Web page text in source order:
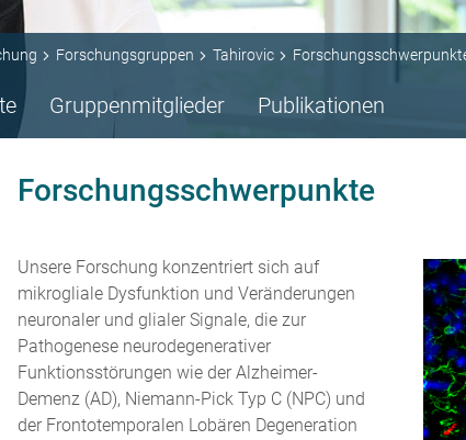
Forschungsgruppen Tahirovic
Gruppenmitglieder Publikationen
Forschungsschwerpunkte
Unsere Forschung konzentriert sich auf
mikrogliale Dysfunktion und Veränderungen
neuronaler und glialer Signale, die zur
Pathogenese neurodegenerativer
Funktionsstörungen wie der Alzheimer-
Demenz (AD), Niemann-Pick Typ C (NPC) und
der Frontotemporalen Lobären Degeneration